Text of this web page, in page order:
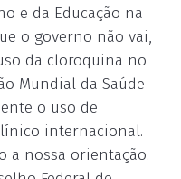
e da Educação na
o governo não vai,
da cloroquina no
Mundial da Saúde
o uso de
internacional.
a nossa orientação.